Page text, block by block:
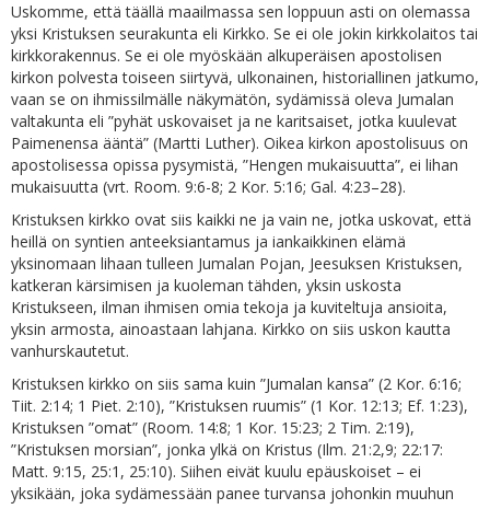
Uskomme, että täällä maailmassa sen loppuun asti on olemassa
yksi Kristuksen seurakunta eli Kirkko. Se ei ole jokin kirkkolaitos tai
kirkkorakennus. Se ei ole myöskään alkuperäisen apostolisen
kirkon polvesta toiseen siirtyvä, ulkonainen, historiallinen jatkumo,
vaan se on ihmissilmälle näkymätön, sydämissä oleva Jumalan
valtakunta eli ”pyhät uskovaiset ja ne karitsaiset, jotka kuulevat
Paimenensa ääntä” (Martti Luther). Oikea kirkon apostolisuus on
apostolisessa opissa pysymistä, ”Hengen mukaisuutta”, ei lihan
mukaisuutta (vrt. Room. 9:6-8; 2 Kor. 5:16; Gal. 4:23–28).
Kristuksen kirkko ovat siis kaikki ne ja vain ne, jotka uskovat, että
heillä on syntien anteeksiantamus ja iankaikkinen elämä
yksinomaan lihaan tulleen Jumalan Pojan, Jeesuksen Kristuksen,
katkeran kärsimisen ja kuoleman tähden, yksin uskosta
Kristukseen, ilman ihmisen omia tekoja ja kuviteltuja ansioita,
yksin armosta, ainoastaan lahjana. Kirkko on siis uskon kautta
vanhurskautetut.
Kristuksen kirkko on siis sama kuin ”Jumalan kansa” (2 Kor. 6:16;
Tiit. 2:14; 1 Piet. 2:10), ”Kristuksen ruumis” (1 Kor. 12:13; Ef. 1:23),
Kristuksen ”omat” (Room. 14:8; 1 Kor. 15:23; 2 Tim. 2:19),
”Kristuksen morsian”, jonka ylkä on Kristus (Ilm. 21:2,9; 22:17:
Matt. 9:15, 25:1, 25:10). Siihen eivät kuulu epäuskoiset – ei
yksikään, joka sydämessään panee turvansa johonkin muuhun